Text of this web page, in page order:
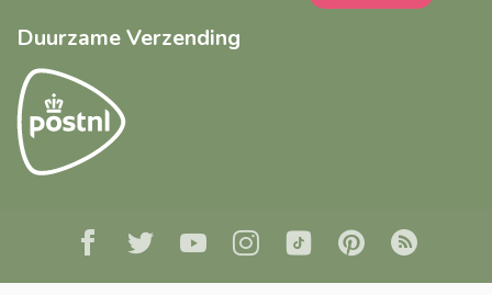
Duurzame Verzending